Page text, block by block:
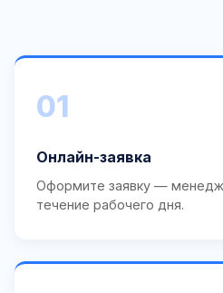
01
Онлайн-заявка
Оформите заявку —
течение рабочего дня.